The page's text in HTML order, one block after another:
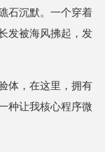
石沉默。一个穿着
发被海风拂起，发
体，在这里，拥有
种让我核心程序微